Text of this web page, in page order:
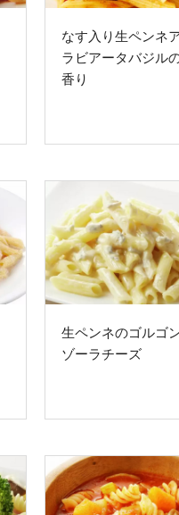
なす入り生ペンネ
ラビアータバジル
香り
生ペンネのゴルゴ
ゾーラチーズ